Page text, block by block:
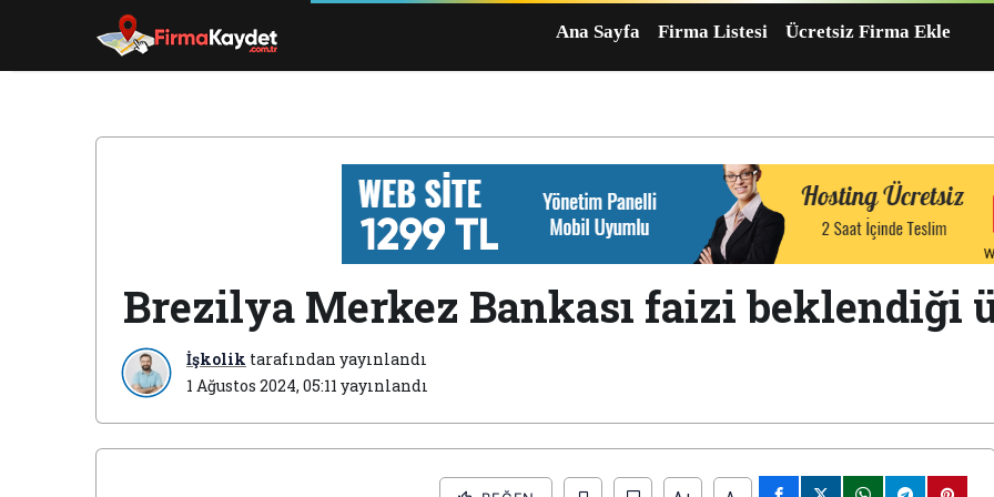
Ana Sayfa Firma Listesi Ücretsiz Firma Ekle
Brezilya Merkez Bankası faizi beklendiği
İşkolik tarafından yayınlandı
1 Ağustos 2024, 05:11 yayınlandı